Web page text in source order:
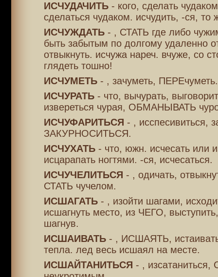
ИСЧУДАЧИТЬ- кого, сделать
сделаться чудаком. исчудить, -ся, то
ИСЧУЖДАТЬ- , СТАТЬ где либо
быть забытым по долгому удаленно
отвыкнуть. исчужа нареч. вчуже, со
глядеть тошно!
ИСЧУМЕТЬ- , зачуметь, ПЕРЕчуметь.
ИСЧУРАТЬ- что, вычурать,
извереться чурая, ОБМАНЫВАТЬ
ИСЧУФАРИТЬСЯ - , исспесивиться,
ЗАКУРНОСИТЬСЯ.
ИСЧУХАТЬ- что, южн. исчесать или
исцарапать ногтями. -ся, исчесаться.
ИСЧУЧЕЛИТЬСЯ - , одичать,
СТАТЬ чучелом.
ИСШАГАТЬ- , изойти шагами,
исшагнуть место, из ЧЕГО,
шагнув.
ИСШАИВАТЬ- , ИСШАЯТЬ,
тепла. лед весь исшаял на месте.
ИСШАЙТАНИТЬСЯ - ,